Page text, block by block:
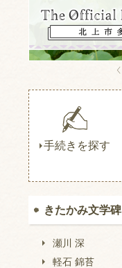
手続きを探す
きたかみ文学碑
瀬川 深
軽石 錦苔